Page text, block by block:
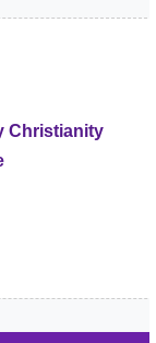
Christianity